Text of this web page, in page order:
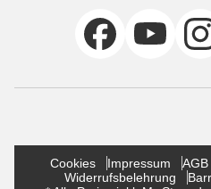
Cookies Impressum AGB
Widerrufsbelehrung